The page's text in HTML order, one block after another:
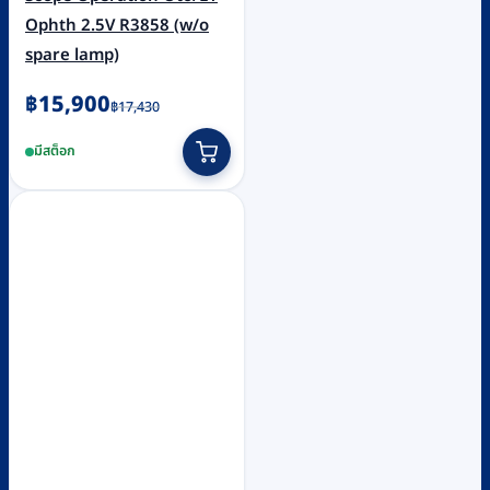
Ophth 2.5V R3858 (w/o
spare lamp)
฿17,430
Original
was:
฿17,430.
฿15,900
Current
is:
฿15,900.
มีสต็อก